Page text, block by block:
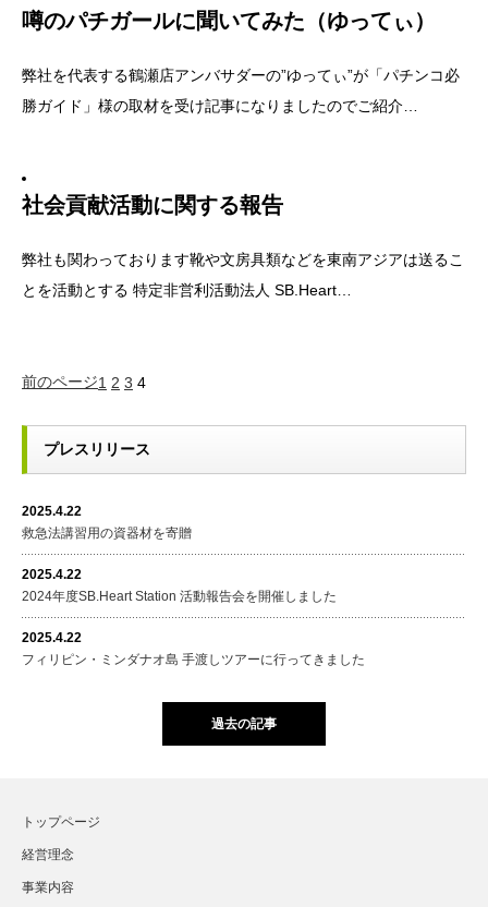
噂のパチガールに聞いてみた（ゆってぃ）
弊社を代表する鶴瀬店アンバサダーの”ゆってぃ”が「パチンコ必
勝ガイド」様の取材を受け記事になりましたのでご紹介…
社会貢献活動に関する報告
弊社も関わっております靴や文房具類などを東南アジアは送るこ
とを活動とする 特定非営利活動法人 SB.Heart…
前のページ1 2 3 4
プレスリリース
2025.4.22
救急法講習用の資器材を寄贈
2025.4.22
2024年度SB.Heart Station 活動報告会を開催しました
2025.4.22
フィリピン・ミンダナオ島 手渡しツアーに行ってきました
過去の記事
トップページ
経営理念
事業内容